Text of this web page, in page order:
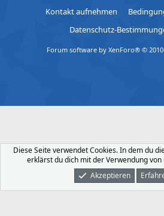
Kontakt aufnehmen
Datenschutz-
Forum software by XenForo® ©
Was Ist Neu Dunkler Modus
Diese Seite verwendet Cookies. In dem du
erklärst du dich mit der Verwendung
Akzeptieren